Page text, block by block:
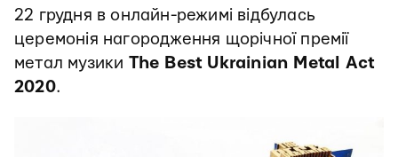
22 грудня в онлайн-режимі відбулась
церемонія нагородження щорічної премії
метал музики The Best Ukrainian Metal Act
2020.